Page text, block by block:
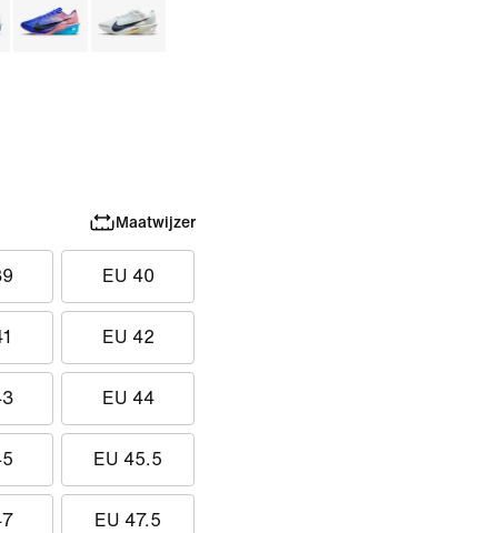
Maatwijzer
EU 40
EU 42
EU 44
EU 45.5
EU 47.5